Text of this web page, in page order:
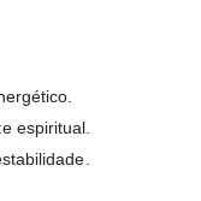
espiritual.